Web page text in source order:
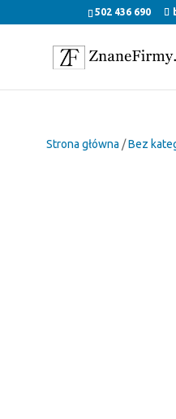
502 436 690
Strona główna /Bez